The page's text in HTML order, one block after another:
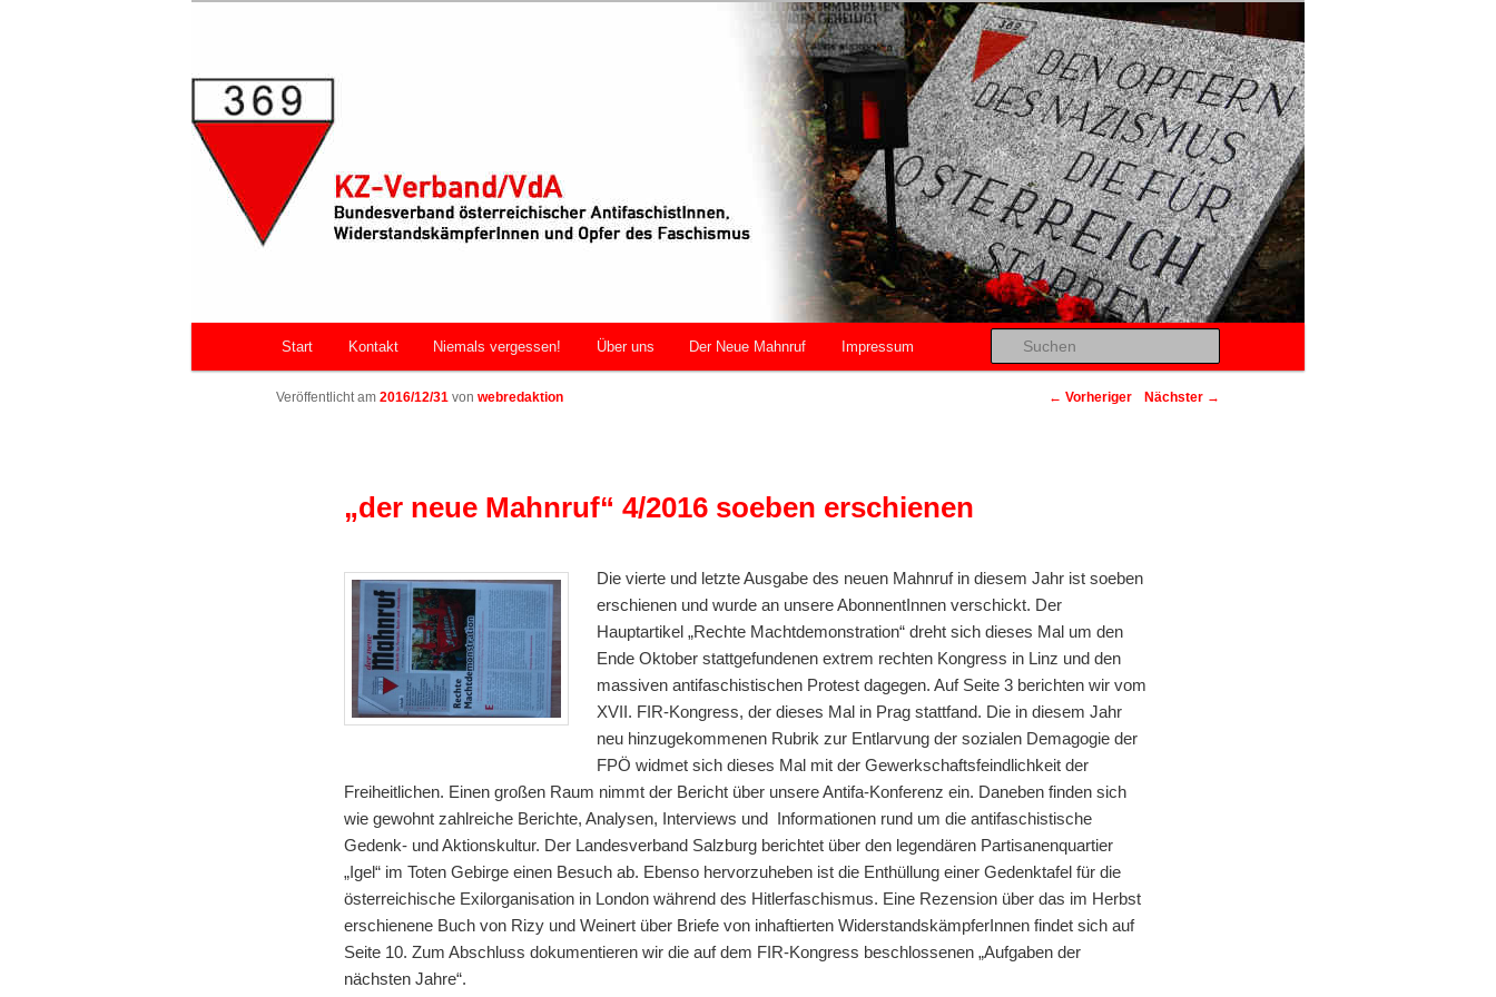
KZ-Verband/VdA
Bundesverband österreichischer AntifaschistInnen, WiderstandskämpferInnen und Opfer des
Start Kontakt Niemals vergessen! Über uns Der Neue Mahnruf Impressum
Beitragsnavigation
← Vorheriger Nächster →
„der neue Mahnruf“ 4/2016 soeben erschienen
Veröffentlicht am 2016/12/31 von webredaktion
Die vierte und letzte Ausgabe des neuen Mahnruf in diesem Jahr ist soeben
erschienen und wurde an unsere AbonnentInnen verschickt. Der
Hauptartikel „Rechte Machtdemonstration“ dreht sich dieses Mal um den
Ende Oktober stattgefundenen extrem rechten Kongress in Linz und den
massiven antifaschistischen Protest dagegen. Auf Seite 3 berichten wir vom
XVII. FIR-Kongress, der dieses Mal in Prag stattfand. Die in diesem Jahr
neu hinzugekommenen Rubrik zur Entlarvung der sozialen Demagogie der
FPÖ widmet sich dieses Mal mit der Gewerkschaftsfeindlichkeit der
Freiheitlichen. Einen großen Raum nimmt der Bericht über unsere Antifa-Konferenz ein. Daneben finden sich
wie gewohnt zahlreiche Berichte, Analysen, Interviews und Informationen rund um die antifaschistische
Gedenk- und Aktionskultur. Der Landesverband Salzburg berichtet über den legendären Partisanenquartier
„Igel“ im Toten Gebirge einen Besuch ab. Ebenso hervorzuheben ist die Enthüllung einer Gedenktafel für die
österreichische Exilorganisation in London während des Hitlerfaschismus. Eine Rezension über das im Herbst
erschienene Buch von Rizy und Weinert über Briefe von inhaftierten WiderstandskämpferInnen findet sich auf
Seite 10. Zum Abschluss dokumentieren wir die auf dem FIR-Kongress beschlossenen „Aufgaben der
nächsten Jahre“.